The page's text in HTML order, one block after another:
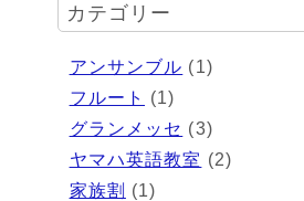
カテゴリー
アンサンブル (1)
フルート
(1)
グランメッセ (3)
ヤマハ英語教室 (2)
家族割 (1)